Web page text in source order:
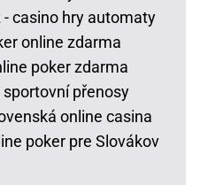
casino hry automaty
online zdarma
poker zdarma
sportovní přenosy
online casina
poker pre Slovákov